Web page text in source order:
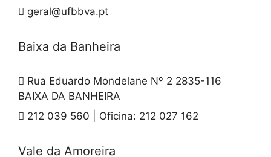
geral@ufbbva.pt
Baixa da Banheira
Rua Eduardo Mondelane Nº 2 2835-116
BAIXA DA BANHEIRA
212 039 560 | Oficina: 212 027 162
Vale da Amoreira